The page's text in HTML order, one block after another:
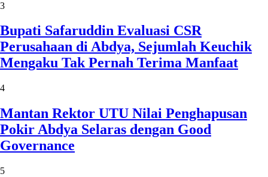
3
Bupati Safaruddin Evaluasi CSR
Perusahaan di Abdya, Sejumlah Keuchik
Mengaku Tak Pernah Terima Manfaat
4
Mantan Rektor UTU Nilai Penghapusan
Pokir Abdya Selaras dengan Good
Governance
5